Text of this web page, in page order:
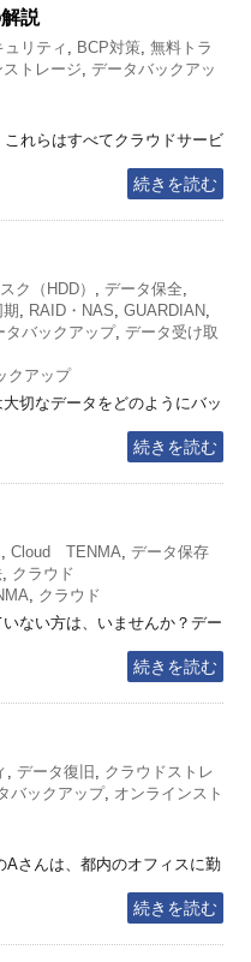
説
ュリティ , BCP対策, 無料トラ
トレージ, データバックアッ
れらはすべてクラウドサービ
続きを読む
ク（HDD） , データ保全,
期, RAID・NAS, GUARDIAN,
タバックアップ, データ受け取
クアップ
切なデータをどのようにバッ
続きを読む
, Cloud TENMA, データ保存
, クラウド
, クラウド
ない方は、いませんか？デー
続きを読む
, データ復旧 , クラウドストレ
バックアップ, オンラインスト
Aさんは、都内のオフィスに勤
続きを読む